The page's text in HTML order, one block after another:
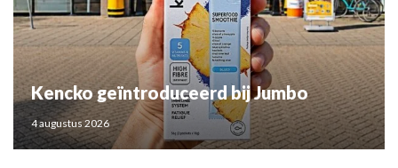
Kencko geïntroduceerd bij Jumbo
4 augustus 2026